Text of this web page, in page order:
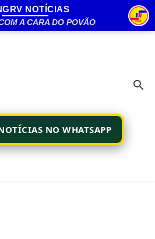
o conteúdo principal
NOTÍCIAS
A CARA DO POVÃO
NO WHATSAPP